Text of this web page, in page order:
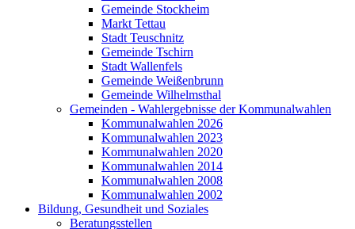
Gemeinde Stockheim
Markt Tettau
Stadt Teuschnitz
Gemeinde Tschirn
Stadt Wallenfels
Gemeinde Weißenbrunn
Gemeinde Wilhelmsthal
Gemeinden - Wahlergebnisse der Kommunalwahlen
Kommunalwahlen 2026
Kommunalwahlen 2023
Kommunalwahlen 2020
Kommunalwahlen 2014
Kommunalwahlen 2008
Kommunalwahlen 2002
Bildung, Gesundheit und Soziales
Beratungsstellen